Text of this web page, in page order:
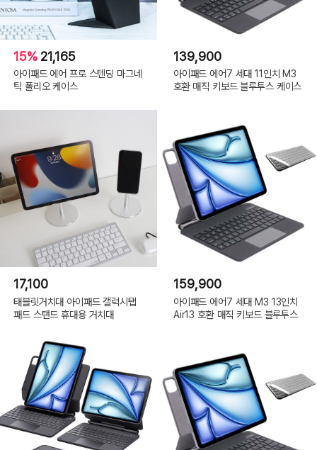
15% 21,165
아이패드 에어 프로 스텐딩 마그네
틱 폴리오 케이스
139,900
아이패드 에어7 세대 11인치 M3
호환 매직 키보드 블루투스 케이스
17,100
태블릿거치대 아이패드 갤럭시탭
패드 스탠드 휴대용 거치대
159,900
아이패드 에어7 세대 M3 13인치
Air13 호환 매직 키보드 블루투스